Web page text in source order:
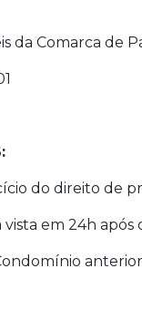
da Comarca de
do direito de
em 24h